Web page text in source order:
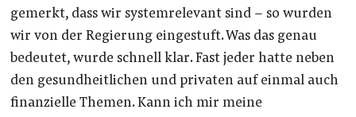
gemerkt, dass wir systemrelevant sind – so wurden
wir von der Regierung eingestuft. Was das genau
bedeutet, wurde schnell klar. Fast jeder hatte neben
den gesundheitlichen und privaten auf einmal auch
finanzielle Themen. Kann ich mir meine